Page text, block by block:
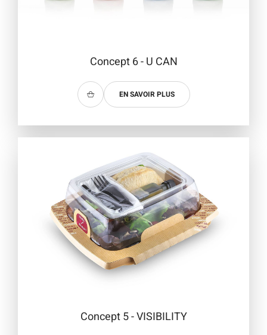
Concept 6 - U CAN
EN SAVOIR PLUS
Concept 5 - VISIBILITY